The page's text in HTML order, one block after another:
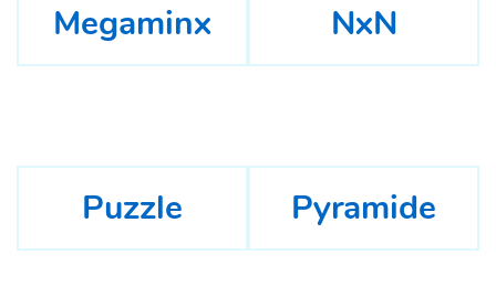
Megaminx NxN
Puzzle Pyramide